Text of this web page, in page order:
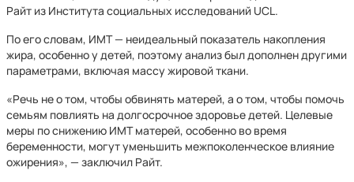
Райт из Института социальных исследований UCL.
По его словам, ИМТ — неидеальный показатель накопления
жира, особенно у детей, поэтому анализ был дополнен другими
параметрами, включая массу жировой ткани.
«Речь не о том, чтобы обвинять матерей, а о том, чтобы помочь
семьям повлиять на долгосрочное здоровье детей. Целевые
меры по снижению ИМТ матерей, особенно во время
беременности, могут уменьшить межпоколенческое влияние
ожирения», — заключил Райт.